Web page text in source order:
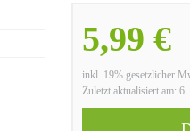
5,99 €
inkl. 19% gesetzlicher
Zuletzt aktualisiert am: